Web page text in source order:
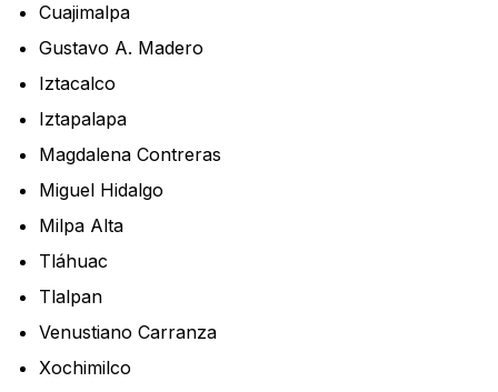
Cuajimalpa
Gustavo A. Madero
Iztacalco
Iztapalapa
Magdalena Contreras
Miguel Hidalgo
Milpa Alta
Tláhuac
Tlalpan
Venustiano Carranza
Xochimilco